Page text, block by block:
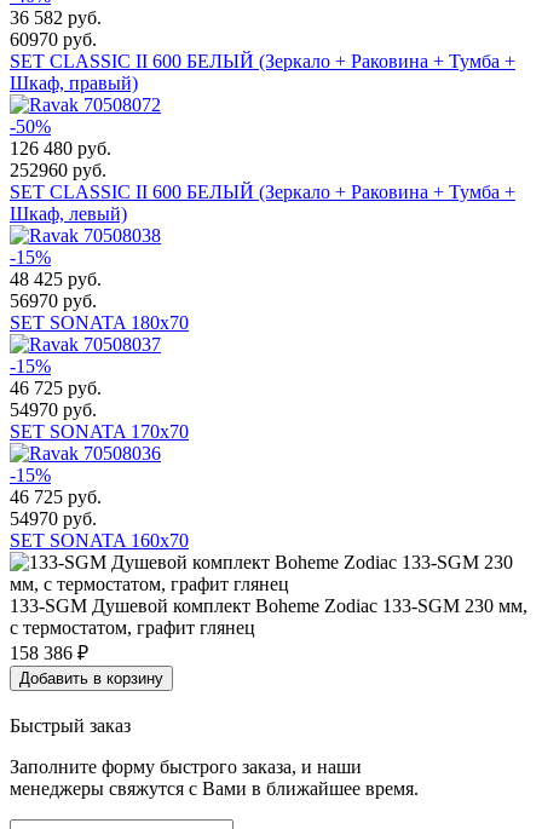
36 582 руб.
60970 руб.
SET CLASSIC II 600 БЕЛЫЙ (Зеркало + Раковина + Тумба +
Шкаф, правый)
-50%
126 480 руб.
252960 руб.
SET CLASSIC II 600 БЕЛЫЙ (Зеркало + Раковина + Тумба +
Шкаф, левый)
-15%
48 425 руб.
56970 руб.
SET SONATA 180x70
-15%
46 725 руб.
54970 руб.
SET SONATA 170x70
-15%
46 725 руб.
54970 руб.
SET SONATA 160x70
133-SGM Душевой комплект Boheme Zodiac 133-SGM 230 мм,
с термостатом, графит глянец
158 386 ₽
Добавить в корзину
Быстрый заказ
Заполните форму быстрого заказа, и наши
менеджеры свяжутся с Вами в ближайшее время.